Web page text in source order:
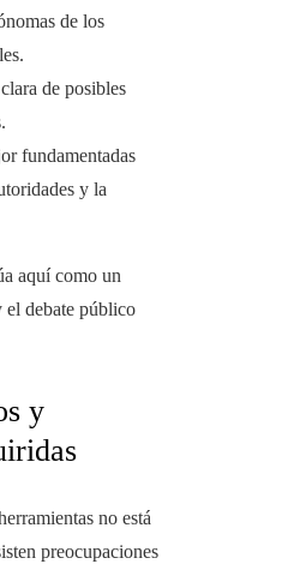
de los
de posibles
fundamentadas
y la
aquí como un
el debate público
y
no está
preocupaciones